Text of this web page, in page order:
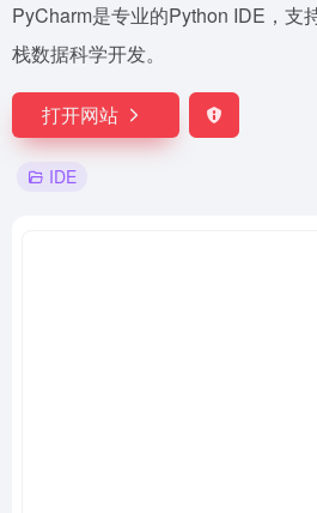
PyCharm是专业的Python IDE，支
栈数据科学开发。
打开网站
IDE